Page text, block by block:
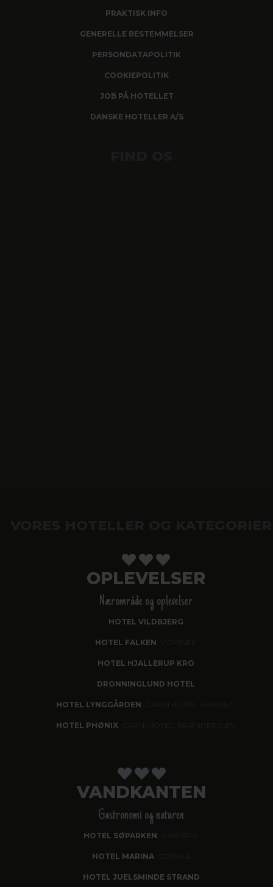
PRAKTISK INFO
GENERELLE BESTEMMELSER
PERSONDATAPOLITIK
COOKIEPOLITIK
JOB PÅ HOTELLET
DANSKE HOTELLER A/S
OPLEVELSER
Nærområde og oplevelser
HOTEL VILDBJERG
HOTEL FALKEN
HOTEL HJALLERUP KRO
DRONNINGLUND HOTEL
HOTEL LYNGGÅRDEN
HOTEL PHØNIX
VANDKANTEN
Gastronomi og naturen
HOTEL SØPARKEN
HOTEL MARINA, GRENAA
HOTEL JUELSMINDE STRAND